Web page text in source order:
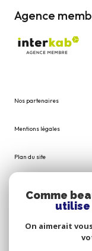
Agence
Nos partenaires
Mentions légales
Plan du site
Comme
utilise
On aimerait